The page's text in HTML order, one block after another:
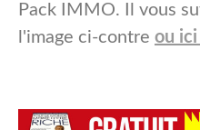
Pack IMMO. Il vous
l'image ci-contre ou ici